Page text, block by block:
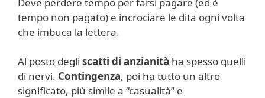
tempo non pagato) e incrociare le dita ogni volta
che imbuca la lettera.
Al posto degli scatti di anzianità ha spesso quelli
di nervi. Contingenza, poi ha tutto un altro
significato, più simile a “casualità” e